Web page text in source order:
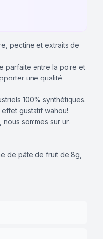
pectine et extraits de
parfaite entre la poire et
une qualité
100% synthétiques.
gustatif wahou!
sommes sur un
de pâte de fruit de 8g,